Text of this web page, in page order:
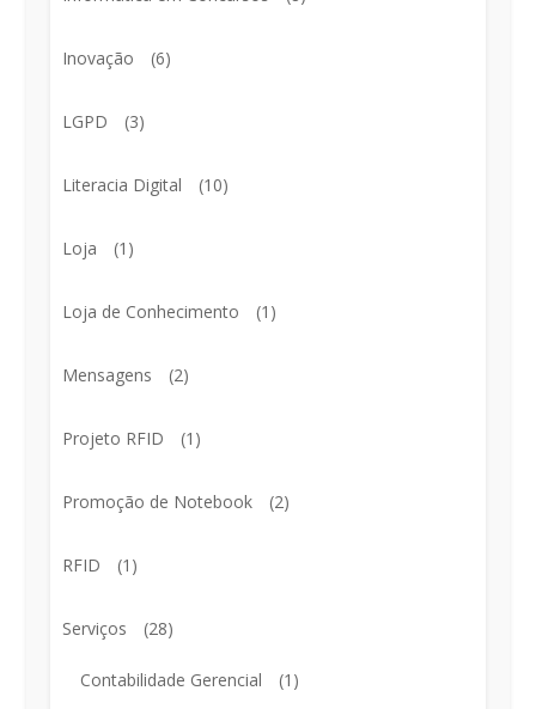
Inovação (6)
LGPD (3)
Literacia Digital (10)
Loja (1)
Loja de Conhecimento (1)
Mensagens (2)
Projeto RFID (1)
Promoção de Notebook (2)
RFID (1)
Serviços (28)
Contabilidade Gerencial (1)